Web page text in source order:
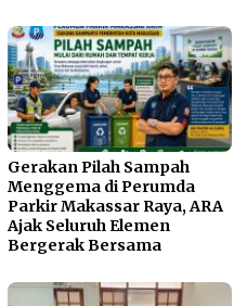
Gerakan Pilah Sampah
Menggema di Perumda
Parkir Makassar Raya, ARA
Ajak Seluruh Elemen
Bergerak Bersama